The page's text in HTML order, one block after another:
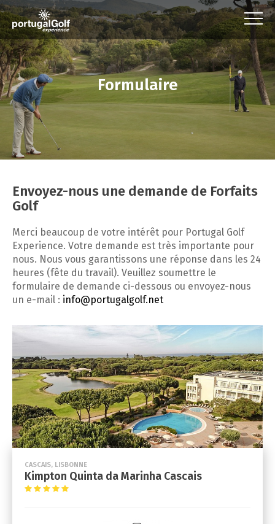
Formulaire
Envoyez-nous une demande de Forfaits
Golf
Merci beaucoup de votre intérêt pour Portugal Golf
Experience. Votre demande est très importante pour
nous. Nous vous garantissons une réponse dans les 24
heures (fête du travail). Veuillez soumettre le
formulaire de demande ci-dessous ou envoyez-nous
un e-mail : info@portugalgolf.net
CASCAIS, LISBONNE
Kimpton Quinta da Marinha Cascais